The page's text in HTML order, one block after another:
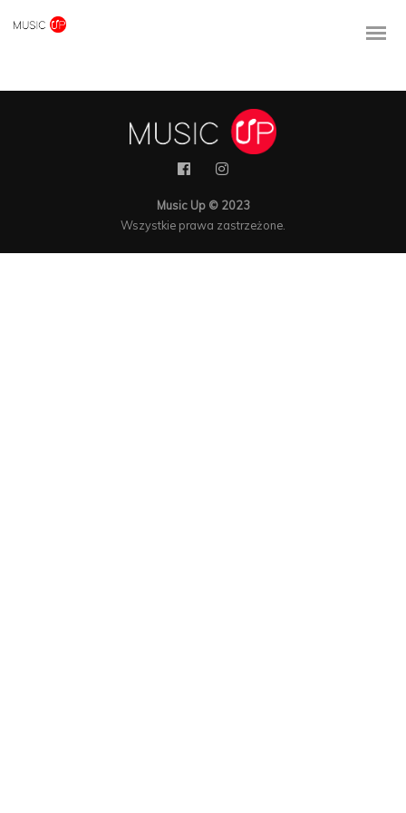
Music Up © 2023
Wszystkie prawa zastrzeżone.